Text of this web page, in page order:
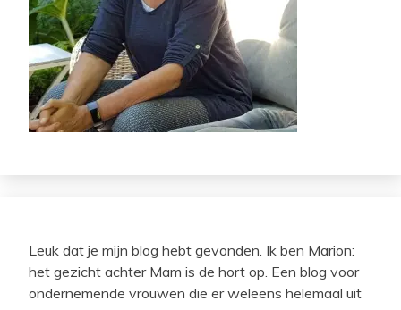
Leuk dat je mijn blog hebt gevonden. Ik ben Marion:
het gezicht achter Mam is de hort op. Een blog voor
ondernemende vrouwen die er weleens helemaal uit